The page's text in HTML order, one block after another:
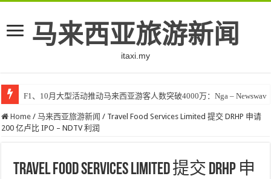
马来西亚旅游新闻
itaxi.my
F1、10月大型活动推动马来西亚游客人数突破4000万：Nga – Newswav
Home / 马来西亚旅游新闻 / Travel Food Services Limited 提交 DRHP 申请
200 亿卢比 IPO – NDTV 利润
Travel Food Services Limited 提交 DRHP 申